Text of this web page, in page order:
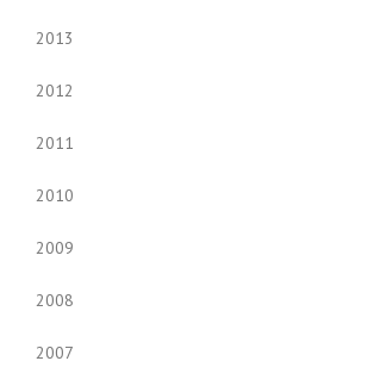
2013
2012
2011
2010
2009
2008
2007